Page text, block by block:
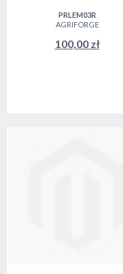
PRLEM03R
AGRIFORGE
100,00 zł